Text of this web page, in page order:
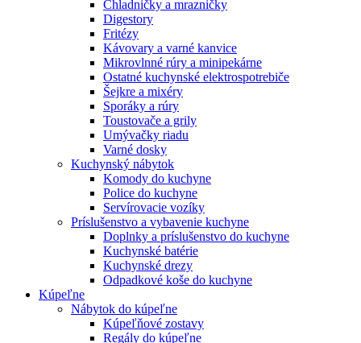
Chladničky a mrazničky
Digestory
Fritézy
Kávovary a varné kanvice
Mikrovlnné rúry a minipekárne
Ostatné kuchynské elektrospotrebiče
Šejkre a mixéry
Sporáky a rúry
Toustovače a grily
Umývačky riadu
Varné dosky
Kuchynský nábytok
Komody do kuchyne
Police do kuchyne
Servírovacie vozíky
Príslušenstvo a vybavenie kuchyne
Doplnky a príslušenstvo do kuchyne
Kuchynské batérie
Kuchynské drezy
Odpadkové koše do kuchyne
Kúpeľne
Nábytok do kúpeľne
Kúpeľňové zostavy
Regály do kúpeľne